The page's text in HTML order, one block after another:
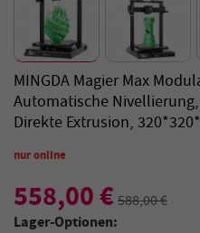
MINGDA Magier Max
Automatische
Direkte Extrusion,
nur online
558,00 €588,00 €
Lager-Optionen: